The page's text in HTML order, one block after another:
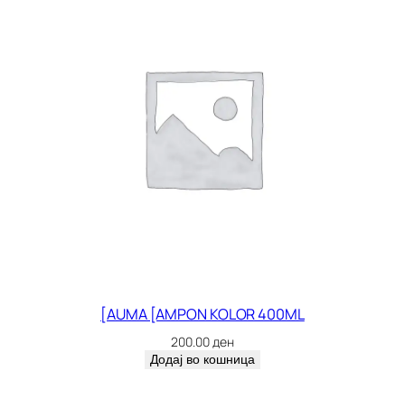
[AUMA [AMPON KOLOR 400ML
200.00ден
Додај во кошница